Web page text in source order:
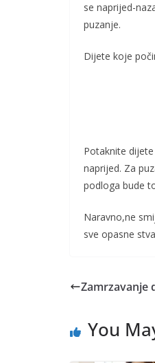
se naprijed-
puzanje.
Dijete koje
Potaknite
naprijed. Za
podloga bude
Naravno,ne
sve opasne
Zamrzavanje
You